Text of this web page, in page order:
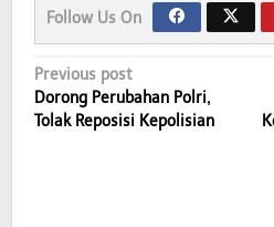
Follow Us On
Post
navigation
Previous post
Dorong Perubahan Polri,
Tolak Reposisi Kepolisian